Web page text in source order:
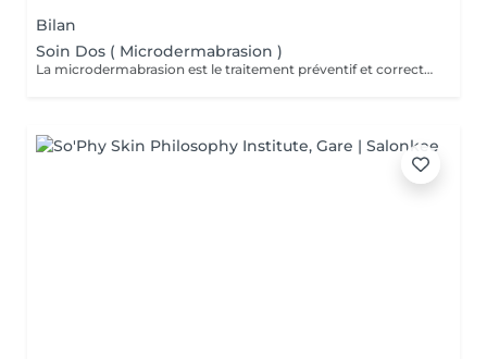
Bilan
Soin Dos ( Microdermabrasion )
La microdermabrasion est le traitement préventif et correctif par excellence. Elle stimule la régénération cellulaire et la production de cellules jeunes. À l'aide d'une tête diamantée, la microdermabrasion enlève toutes les cellules mortes. Dès le premier traitement, la peau est plus éclatante, plus douce et visiblement exfoliée.